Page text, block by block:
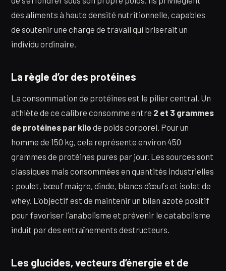
des aliments à haute densité nutritionnelle, capables
de soutenir une charge de travail qui briserait un
individu ordinaire.
La règle d’or des protéines
La consommation de protéines est le pilier central. Un
athlète de ce calibre consomme entre 2 et 3 grammes
de protéines par kilo de poids corporel. Pour un
homme de 150 kg, cela représente environ 450
grammes de protéines pures par jour. Les sources sont
classiques mais consommées en quantités industrielles
: poulet, bœuf maigre, dinde, blancs d’œufs et isolat de
whey. L’objectif est de maintenir un bilan azoté positif
pour favoriser l’anabolisme et prévenir le catabolisme
induit par des entraînements destructeurs.
Les glucides, vecteurs d’énergie et de